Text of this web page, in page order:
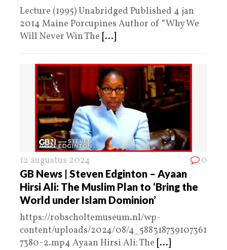
Lecture (1995) Unabridged Published 4 jan
2014 Maine Porcupines Author of “Why We
Will Never Win The [...]
12 augustus 2024 0
GB News | Steven Edginton – Ayaan
Hirsi Ali: The Muslim Plan to ‘Bring the
World under Islam Dominion’
https://robscholtemuseum.nl/wp-
content/uploads/2024/08/4_588318739107361
7380-2.mp4 Ayaan Hirsi Ali: The [...]